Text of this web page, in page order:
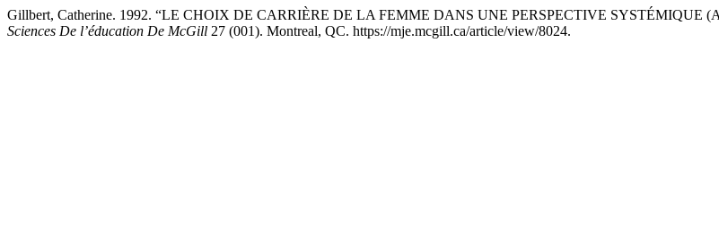
Gillbert, Catherine. 1992. “LE CHOIX DE CARRIÈRE DE LA FEMME DANS UNE PERSPECTIVE SYSTÉMIQUE
Sciences De l’éducation De McGill 27 (001). Montreal, QC. https://mje.mcgill.ca/article/view/8024.